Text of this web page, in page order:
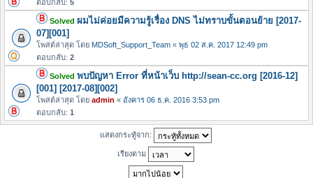
ตอบกลับ: 5
Solved ผมไม่ค่อยมีความรู้เรื่อง DNS ไม่ทราบขั้นตอนย้าย [2017-
07][001]
โพสต์ล่าสุด โดย MDSoft_Support_Team « พุธ 02 ส.ค. 2017 12:49 pm
ตอบกลับ: 2
Solved พบปัญหา Error ที่หน้าเว็บ http://sean-cc.org [2016-12]
[001] [2017-08][002]
โพสต์ล่าสุด โดย admin « อังคาร 06 ธ.ค. 2016 3:53 pm
ตอบกลับ: 1
แสดงกระทู้จาก:
เรียงตาม